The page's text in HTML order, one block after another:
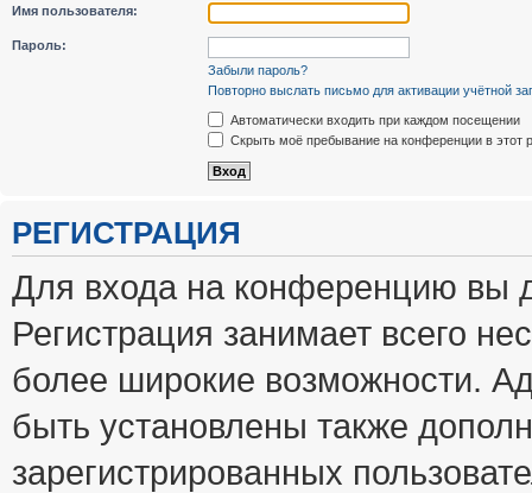
Имя пользователя:
Пароль:
Забыли пароль?
Повторно выслать письмо для активации учётной
Автоматически входить при каждом посещении
Скрыть моё пребывание на конференции в этот
РЕГИСТРАЦИЯ
Для входа на конференцию вы
Регистрация занимает всего
более широкие возможности.
быть установлены также
зарегистрированных